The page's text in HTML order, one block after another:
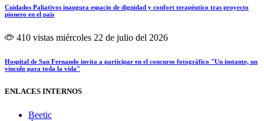
Cuidados Paliativos inaugura espacio de dignidad y confort terapéutico tras proyecto
pionero en el país
410 vistas miércoles 22 de julio del 2026
Hospital de San Fernando invita a participar en el concurso fotográfico "Un instante, un
vínculo para toda la vida"
ENLACES INTERNOS
Beetic